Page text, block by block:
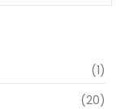
(1)
(20)